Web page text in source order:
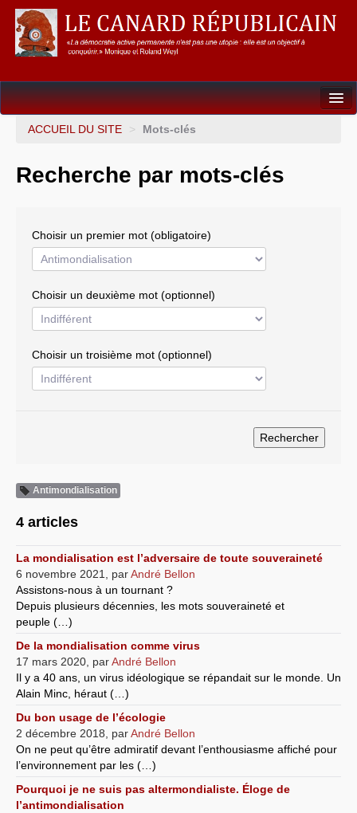
Dossiers
Gouvernance mondiale & mondialisation
Résistances
Systèmes & société sous contrôle
ACCUEIL DU SITE > Mots-clés
Recherche par mots-clés
Choisir un premier mot (obligatoire)
Choisir un deuxième mot (optionnel)
Choisir un troisième mot (optionnel)
Antimondialisation
4 articles
La mondialisation est l’adversaire de toute souveraineté
6 novembre 2021
parAndré Bellon
Assistons-nous à un tournant ?
Depuis plusieurs décennies, les mots souveraineté et
peuple (…)
De la mondialisation comme virus
17 mars 2020 parAndré Bellon
Il y a 40 ans, un virus idéologique se répandait sur le monde. Un
Alain Minc, héraut (…)
Du bon usage de l’écologie
2 décembre 2018
parAndré Bellon
On ne peut qu’être admiratif devant l’enthousiasme affiché pour
l’environnement par les (…)
Pourquoi je ne suis pas altermondialiste. Éloge de
l’antimondialisation